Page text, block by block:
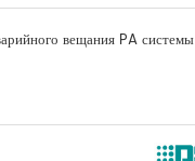
вещания PA системы